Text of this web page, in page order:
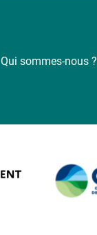
Qui sommes-nous ?